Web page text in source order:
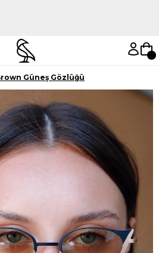
Güneş Gözlüğü